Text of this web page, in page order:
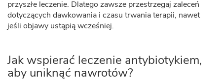
przyszłe leczenie. Dlatego zawsze przestrzegaj zaleceń
dotyczących dawkowania i czasu trwania terapii, nawet
jeśli objawy ustąpią wcześniej.
Jak wspierać leczenie antybiotykiem,
aby uniknąć nawrotów?